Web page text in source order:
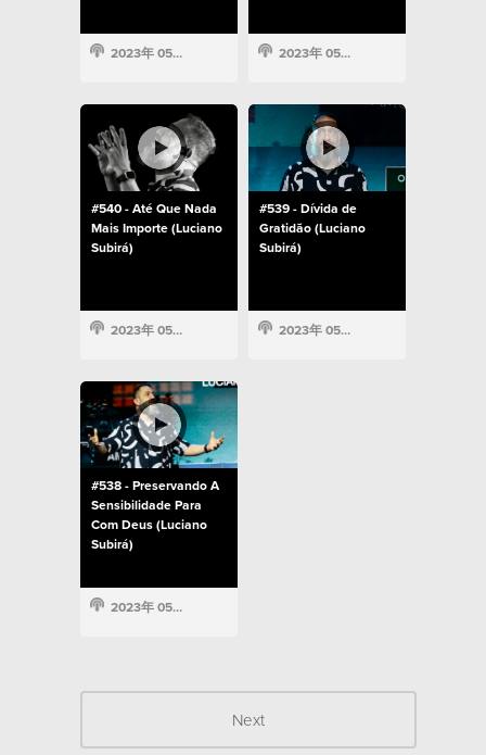
2023年 05月 22日 2023年 05月 22日
#540 - Até Que Nada
Mais Importe (Luciano
Subirá)
2023年 05月 15日
#539 - Dívida de
Gratidão (Luciano
Subirá)
2023年 05月 15日
#538 - Preservando A
Sensibilidade Para
Com Deus (Luciano
Subirá)
2023年 05月 15日
Next